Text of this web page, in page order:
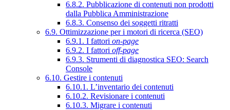
6.8.2. Pubblicazione di contenuti non prodotti
dalla Pubblica Amministrazione
6.8.3. Consenso dei soggetti ritratti
6.9. Ottimizzazione per i motori di ricerca (SEO)
6.9.1. I fattori on-page
6.9.2. I fattori off-page
6.9.3. Strumenti di diagnostica SEO: Search
Console
6.10. Gestire i contenuti
6.10.1. L’inventario dei contenuti
6.10.2. Revisionare i contenuti
6.10.3. Migrare i contenuti